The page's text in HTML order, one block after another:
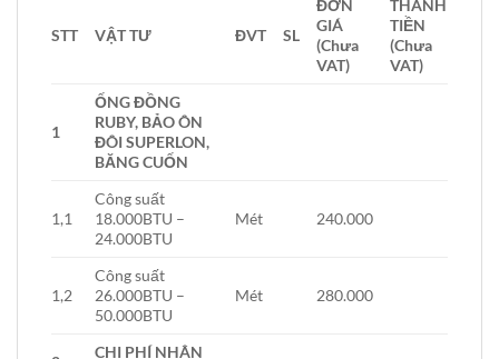
STT VẬT TƯ ĐVT SL
ĐƠN
GIÁ
(Chưa
VAT)
THÀNH
TIỀN
(Chưa
VAT)
1
ỐNG ĐỒNG
RUBY, BẢO ÔN
ĐÔI SUPERLON,
BĂNG CUỐN
1,1
Công suất
18.000BTU –
24.000BTU
Mét 240.000
1,2
Công suất
26.000BTU –
50.000BTU
Mét 280.000
CHI PHÍ NHÂN